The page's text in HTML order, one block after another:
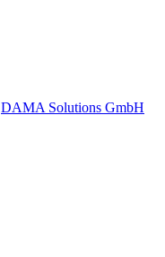
DAMA Solutions GmbH